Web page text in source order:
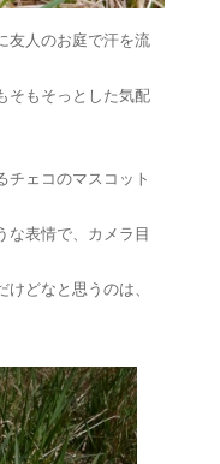
友人のお庭で汗を流
そもそっとした気配
チェコのマスコット
な表情で、カメラ目
どなと思うのは、